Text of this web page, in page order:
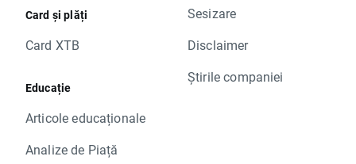
Card și plăți
Card XTB
Educație
Articole educaționale
Analize de Piață
Sesizare
Disclaimer
Știrile companiei